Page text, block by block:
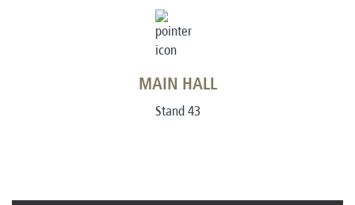
MAIN HALL
Stand 43